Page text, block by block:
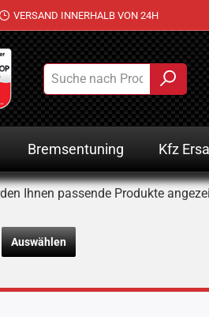
VERSAND INNERHALB VON 24H
Bremsentuning Kfz
Ihnen passende Produkte
Auswählen